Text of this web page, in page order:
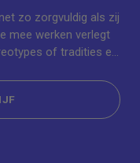
zo zorgvuldig als zij
mee werken verlegt
of tradities en
Wij helpen onze
driven’ en